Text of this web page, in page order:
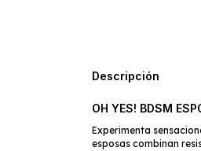
Descripción
OH YES! BDSM
Experimenta
esposas combinan